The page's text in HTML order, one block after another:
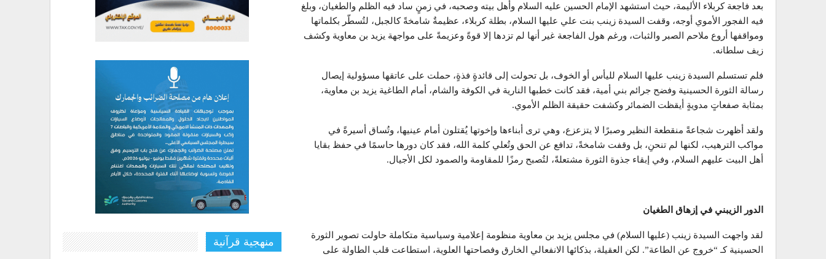
بعد فاجعة كربلاء الأليمة، حيث استشهد الإمام الحسين عليه السلام وأهل بيته وصحبه، في زمنٍ ساد فيه الظلم والطغيان، وبلغ
فيه الفجور الأموي أوجه، وقفت السيدة زينب بنت علي عليها السلام، بطلة كربلاء، عظيمةٌ شامخةً كالجبل، لتُسطّر بكلماتها
ومواقفها أروع ملاحم الصبر والثبات، ورغم هول الفاجعة غير أنها لم تزدها إلا قوةً وعزيمةً على مواجهة يزيد بن معاوية وكشف
زيف سلطانه.
فلم تستسلم السيدة زينب عليها السلام لليأس أو الخوف، بل تحولت إلى قائدةٍ فذةٍ، حملت على عاتقها مسؤولية إيصال
رسالة الثورة الحسينية وفضح جرائم بني أمية، فقد كانت خطبها النارية في الكوفة والشام، أمام الطاغية يزيد بن معاوية،
بمثابة صفعاتٍ مدويةٍ أيقظت الضمائر وكشفت حقيقة الظلم الأموي.
ولقد أظهرت شجاعةً منقطعة النظير وصبرًا لا يتزعزع، وهي ترى أبناءها وإخوتها يُقتلون أمام عينيها، وتُساق أسيرةً في
مواكب الترهيب، لكنها لم تنحنِ، بل وقفت شامخةً، تدافع عن الحق وتُعلي كلمة الله، فقد كان دورها حاسمًا في حفظ بقايا
أهل البيت عليهم السلام، وفي إبقاء جذوة الثورة مشتعلةً، لتُصبح رمزًا للمقاومة والصمود لكل الأجيال.
الدور الزيبني في إزهاق الطغيان
لقد واجهت السيدة زينب (عليها السلام) في مجلس يزيد بن معاوية منظومة إعلامية وسياسية متكاملة حاولت تصوير الثورة
الحسينية كـ “خروج عن الطاعة”. لكن العقيلة، بذكائها الانفعالي الخارق وفصاحتها العلوية، استطاعت قلب الطاولة على
منهجية قرآنية